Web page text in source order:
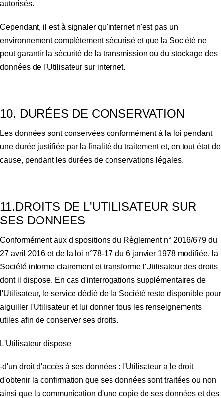
autorisés.
Cependant, il est à signaler qu'internet n'est pas un
environnement complètement sécurisé et que la Société ne
peut garantir la sécurité de la transmission ou du stockage des
données de l'Utilisateur sur internet.
10. DURÉES DE CONSERVATION
Les données sont conservées conformément à la loi pendant
une durée justifiée par la finalité du traitement et, en tout état de
cause, pendant les durées de conservations légales.
11.DROITS DE L'UTILISATEUR SUR
SES DONNEES
Conformément aux dispositions du Règlement n° 2016/679 du
27 avril 2016 et de la loi n°78-17 du 6 janvier 1978 modifiée, la
Société informe clairement et transforme l'Utilisateur des droits
dont il dispose. En cas d'interrogations supplémentaires de
l'Utilisateur, le service dédié de la Société reste disponible pour
aiguiller l'Utilisateur et lui donner tous les renseignements
utiles afin de conserver ses droits.
L'Utilisateur dispose :
-d'un droit d'accès à ses données : l'Utilisateur a le droit
d'obtenir la confirmation que ses données sont traitées ou non
ainsi que la communication d'une copie de ses données et des